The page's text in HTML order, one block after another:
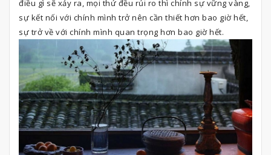
điều gì sẽ xảy ra, mọi thứ đều rủi ro thì chính sự vững vàng,
sự kết nối với chính mình trở nên cần thiết hơn bao giờ hết,
sự trở về với chính mình quan trọng hơn bao giờ hết.